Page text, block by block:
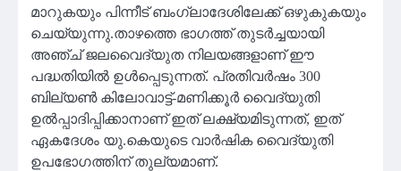
മാറുകയും പിന്നീട് ബംഗ്ലാദേശിലേക്ക് ഒഴുകുകയും
ചെയ്യുന്നു.താഴത്തെ ഭാഗത്ത് തുടര്‍ച്ചയായി
അഞ്ച് ജലവൈദ്യുത നിലയങ്ങളാണ് ഈ
പദ്ധതിയില്‍ ഉള്‍പ്പെടുന്നത്. പ്രതിവര്‍ഷം 300
ബില്യണ്‍ കിലോവാട്ട്-മണിക്കൂര്‍ വൈദ്യുതി
ഉല്‍പ്പാദിപ്പിക്കാനാണ് ഇത് ലക്ഷ്യമിടുന്നത്, ഇത്
ഏകദേശം യു.കെയുടെ വാര്‍ഷിക വൈദ്യുതി
ഉപഭോഗത്തിന് തുല്യമാണ്.